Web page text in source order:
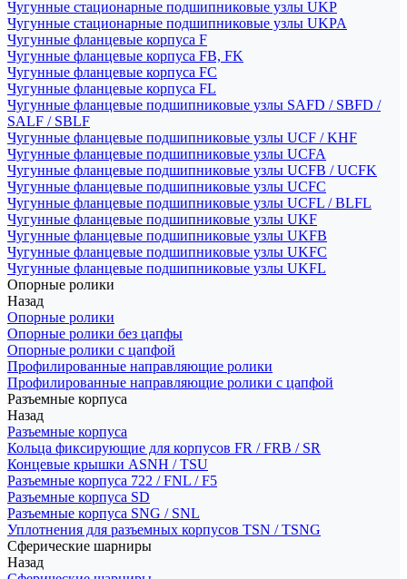
Чугунные стационарные подшипниковые узлы UKP
Чугунные стационарные подшипниковые узлы UKPA
Чугунные фланцевые корпуса F
Чугунные фланцевые корпуса FB, FK
Чугунные фланцевые корпуса FC
Чугунные фланцевые корпуса FL
Чугунные фланцевые подшипниковые узлы SAFD / SBFD /
SALF / SBLF
Чугунные фланцевые подшипниковые узлы UCF / KHF
Чугунные фланцевые подшипниковые узлы UCFA
Чугунные фланцевые подшипниковые узлы UCFB / UCFK
Чугунные фланцевые подшипниковые узлы UCFC
Чугунные фланцевые подшипниковые узлы UCFL / BLFL
Чугунные фланцевые подшипниковые узлы UKF
Чугунные фланцевые подшипниковые узлы UKFB
Чугунные фланцевые подшипниковые узлы UKFC
Чугунные фланцевые подшипниковые узлы UKFL
Опорные ролики
Назад
Опорные ролики
Опорные ролики без цапфы
Опорные ролики с цапфой
Профилированные направляющие ролики
Профилированные направляющие ролики с цапфой
Разъемные корпуса
Назад
Разъемные корпуса
Кольца фиксирующие для корпусов FR / FRB / SR
Концевые крышки ASNH / TSU
Разъемные корпуса 722 / FNL / F5
Разъемные корпуса SD
Разъемные корпуса SNG / SNL
Уплотнения для разъемных корпусов TSN / TSNG
Сферические шарниры
Назад